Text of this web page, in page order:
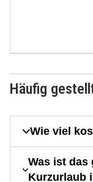
Häufig
Wie viel
Was ist das
Kurzurlaub